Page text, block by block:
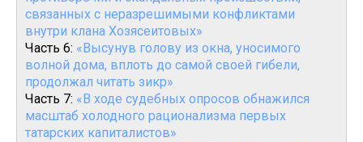
связанных с неразрешимыми конфликтами
внутри клана Хозясеитовых»
Часть 6: «Высунув голову из окна, уносимого
волной дома, вплоть до самой своей гибели,
продолжал читать зикр»
Часть 7: «В ходе судебных опросов обнажился
масштаб холодного рационализма первых
татарских капиталистов»